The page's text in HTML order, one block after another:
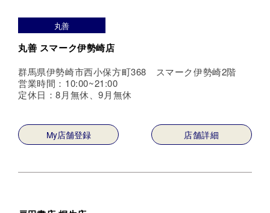
丸善
丸善 スマーク伊勢崎店
群馬県伊勢崎市西小保方町368 スマーク伊勢崎2階
営業時間：10:00~21:00
定休日：8月無休、9月無休
My店舗登録 店舗詳細